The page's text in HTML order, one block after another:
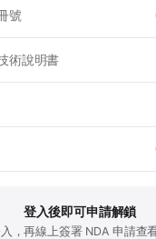
號
術說明書
登入後即可申請解鎖
，再線上簽署 NDA 申請查